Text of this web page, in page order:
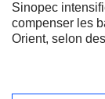
Sinopec
compenser les
Orient, selon